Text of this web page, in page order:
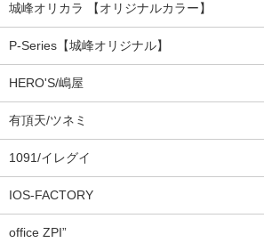
城峰オリカラ 【オリジナルカラー】
P-Series【城峰オリジナル】
HERO'S/嶋屋
有頂天/ツネミ
1091/イレグイ
IOS-FACTORY
office ZPI”